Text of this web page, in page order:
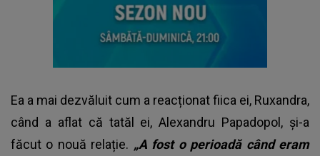
Ea a mai dezvăluit cum a reacționat fiica ei, Ruxandra,
când a aflat că tatăl ei, Alexandru Papadopol, și-a
făcut o nouă relație. „A fost o perioadă când eram